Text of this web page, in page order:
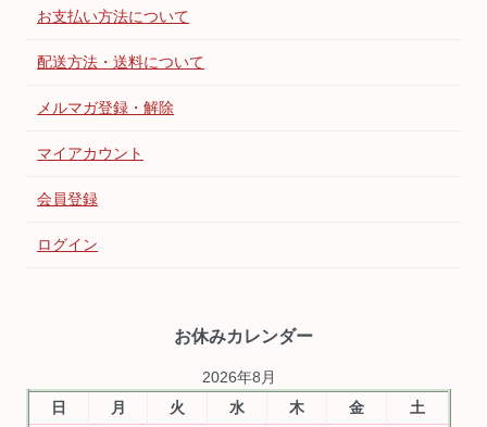
お支払い方法について
配送方法・送料について
メルマガ登録・解除
マイアカウント
会員登録
ログイン
お休みカレンダー
2026年8月
日
月 火 水 木 金 土